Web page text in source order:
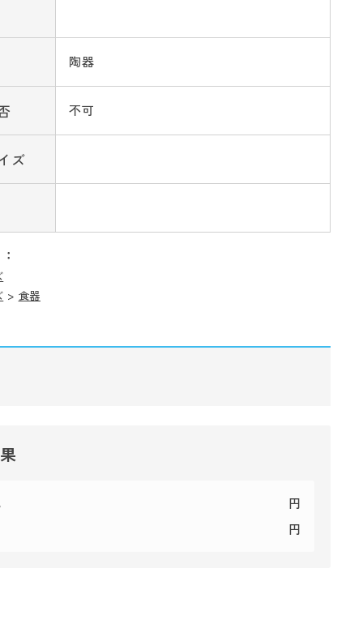
陶器
不可
ズ
> 食器
円
円